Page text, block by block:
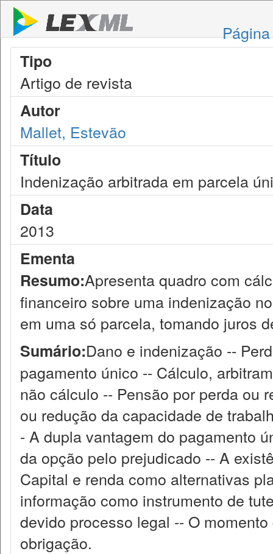
Tipo
Artigo de revista
Autor
Mallet, Estevão
Título
Indenização arbitrada em parcela
Data
2013
Ementa
Resumo:Apresenta quadro com
financeiro sobre uma indenização
em uma só parcela, tomando juros
Sumário:Dano e indenização --
pagamento único -- Cálculo,
não cálculo -- Pensão por perda ou
ou redução da capacidade de
- A dupla vantagem do pagamento
da opção pelo prejudicado -- A
Capital e renda como alternativas
informação como instrumento de
devido processo legal -- O
obrigação.